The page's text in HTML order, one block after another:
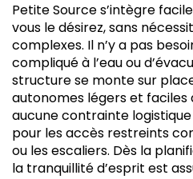
Petite Source s’intègre
vous le désirez, sans
complexes. Il n’y a pas
compliqué à l’eau ou
structure se monte sur
autonomes légers et faciles
aucune contrainte
pour les accès restreints
ou les escaliers. Dès la
la tranquillité d’esprit est